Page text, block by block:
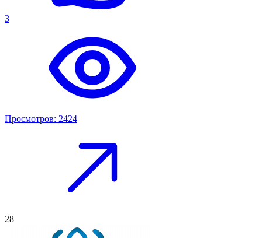
3
Просмотров: 2424
28